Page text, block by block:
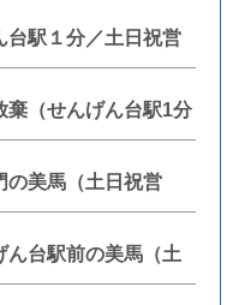
台駅１分／土日祝営
棄（せんげん台駅1分
の美馬（土日祝営
ん台駅前の美馬（土